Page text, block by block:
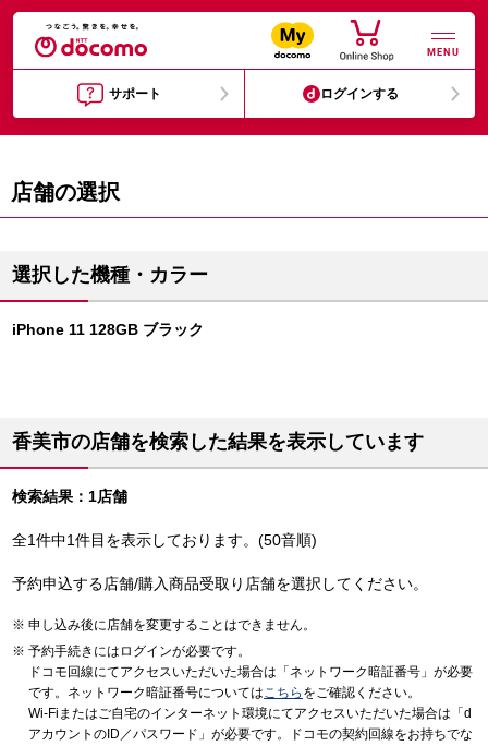
MENU
サポート ログインする
店舗の選択
選択した機種・カラー
iPhone 11 128GB ブラック
香美市の店舗を検索した結果を表示しています
検索結果：1店舗
全1件中1件目を表示しております。(50音順)
予約申込する店舗/購入商品受取り店舗を選択してください。
申し込み後に店舗を変更することはできません。
予約手続きにはログインが必要です。
ドコモ回線にてアクセスいただいた場合は「ネットワーク暗証番号」が必要
です。ネットワーク暗証番号についてはこちら をご確認ください。
Wi-Fiまたはご自宅のインターネット環境にてアクセスいただいた場合は「d
アカウントのID／パスワード」が必要です。ドコモの契約回線をお持ちでな